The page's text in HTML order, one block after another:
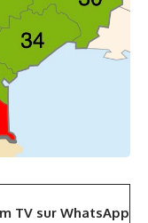
TV sur WhatsApp